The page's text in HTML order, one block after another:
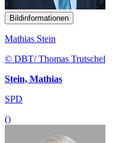
Bildinformationen
Mathias Stein
© DBT/ Thomas Trutschel
Stein, Mathias
SPD
()